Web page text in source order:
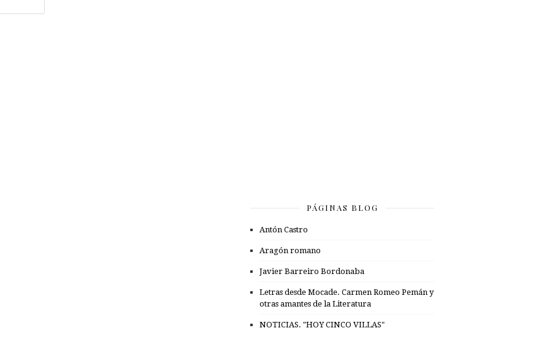
PÁGINAS BLOG
Antón Castro
Aragón romano
Javier Barreiro Bordonaba
Letras desde Mocade. Carmen Romeo Pemán y
otras amantes de la Literatura
NOTICIAS. "HOY CINCO VILLAS"